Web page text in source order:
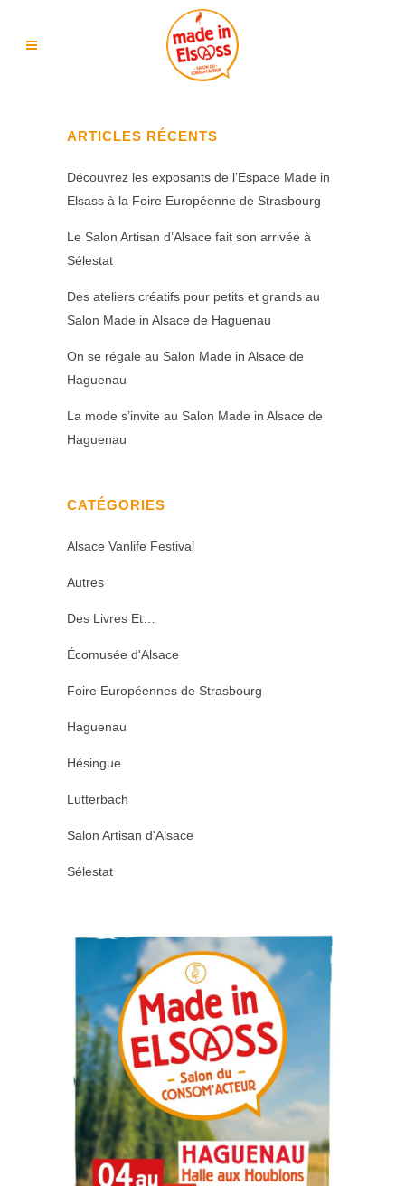
ARTICLES RÉCENTS
Découvrez les exposants de l’Espace Made in
Elsass à la Foire Européenne de Strasbourg
Le Salon Artisan d’Alsace fait son arrivée à
Sélestat
Des ateliers créatifs pour petits et grands au
Salon Made in Alsace de Haguenau
On se régale au Salon Made in Alsace de
Haguenau
La mode s’invite au Salon Made in Alsace de
Haguenau
CATÉGORIES
Alsace Vanlife Festival
Autres
Des Livres Et…
Écomusée d'Alsace
Foire Européennes de Strasbourg
Haguenau
Hésingue
Lutterbach
Salon Artisan d'Alsace
Sélestat